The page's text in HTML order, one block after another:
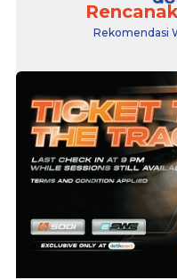
Rekomendasi